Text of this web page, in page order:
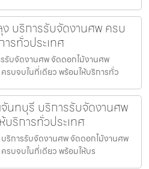
บริการรับจัดงานศพ ครบ
รทั่วประเทศ
รับจัดงานศพ จัดดอกไม้งานศพ
รบจบในที่เดียว พร้อมให้บริการทั่ว
นทบุรี บริการรับจัดงานศพ
บริการทั่วประเทศ
ริการรับจัดงานศพ จัดดอกไม้งานศพ
รบจบในที่เดียว พร้อมให้บร